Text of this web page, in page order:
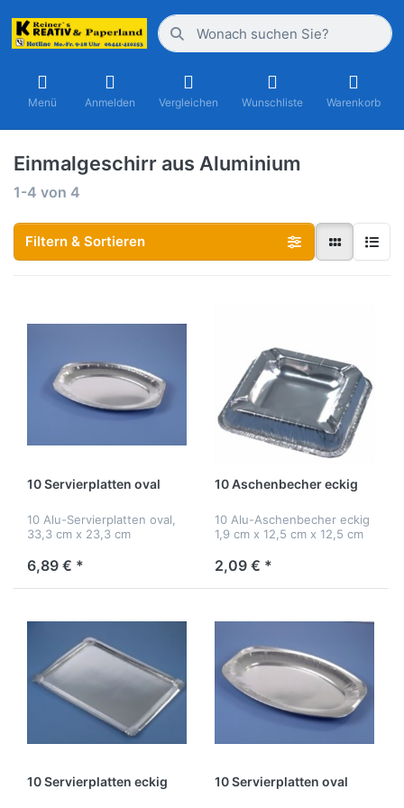
Menü Anmelden Vergleichen Wunschliste Warenkorb
Einmalgeschirr aus Aluminium
1-4 von 4
Filtern & Sortieren
10 Servierplatten oval
10 Alu-Servierplatten oval,
33,3 cm x 23,3 cm
6,89 € *
10 Aschenbecher eckig
10 Alu-Aschenbecher eckig
1,9 cm x 12,5 cm x 12,5 cm
2,09 € *
10 Servierplatten eckig 10 Servierplatten oval